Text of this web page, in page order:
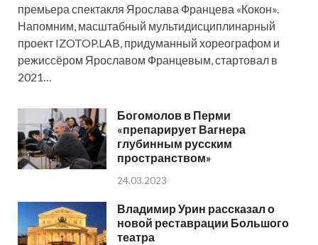
премьера спектакля Ярослава Францева «Кокон».
Напомним, масштабный мультидисциплинарный
проект IZOTOP.LAB, придуманный хореографом и
режиссёром Ярославом Францевым, стартовал в
2021…
Богомолов в Перми
«препарирует Вагнера
глубинным русским
пространством»
24.03.2023
Владимир Урин рассказал о
новой реставрации Большого
театра